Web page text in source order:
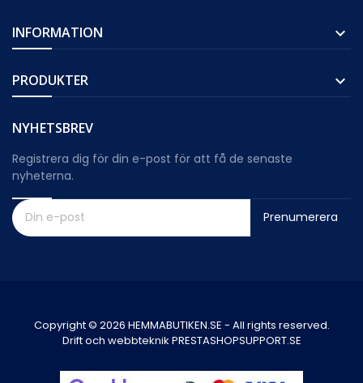
INFORMATION 
PRODUKTER 
NYHETSBREV
Registrera dig för din e-post för att få de senaste
nyheterna.
Prenumerera
Copyright © 2026 HEMMABUTIKEN.SE - All rights reserved.
Drift och webbteknik PRESTASHOPSUPPORT.SE